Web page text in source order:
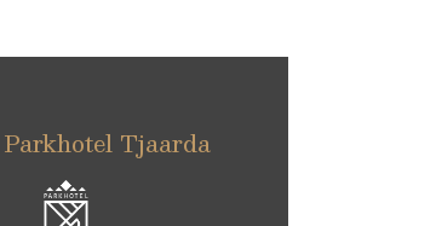
Parkhotel Tjaarda